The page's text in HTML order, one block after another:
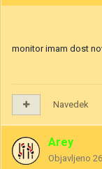
monitor imam dost
Navedek
Arey
Objavljeno